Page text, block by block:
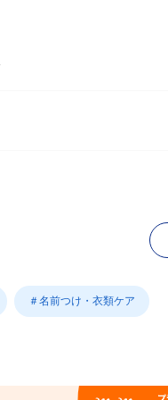
＃名前つけ・衣類ケア